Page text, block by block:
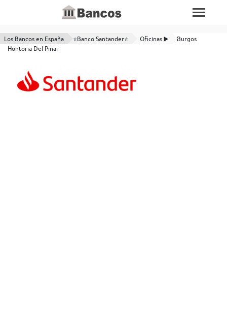
Los Bancos en España ⭐Banco Santander⭐ Oficinas ▶️
Burgos
Hontoria Del Pinar